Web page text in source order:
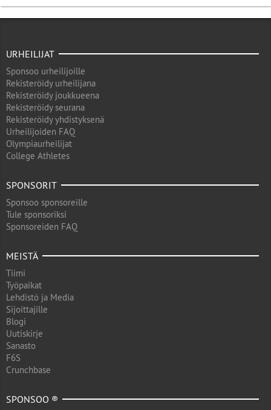
URHEILIJAT
Sponsoo urheilijoille
Rekisteröidy urheilijana
Rekisteröidy joukkueena
Rekisteröidy seurana
Rekisteröidy yhdistyksenä
Urheilijoiden FAQ
Olympiaurheilijat
College Athletes
SPONSORIT
Sponsoo sponsoreille
Tule sponsoriksi
Sponsoreiden FAQ
MEISTÄ
Tiimi
Työpaikat
Lehdistö ja Media
Sijoittajille
Blogi
Uutiskirje
Sanasto
F6S
Crunchbase
SPONSOO ®